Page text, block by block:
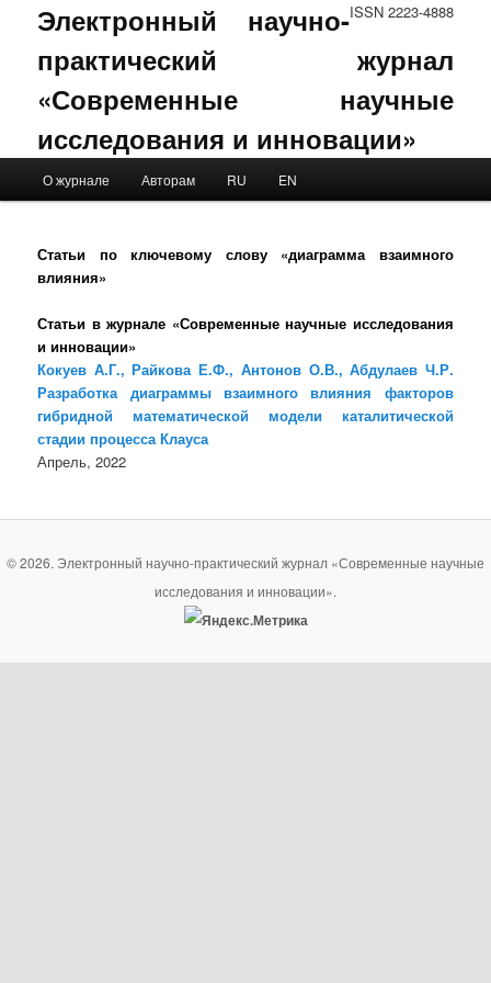
ISSN 2223-4888
Электронный научно-
практический журнал
«Современные научные
исследования и инновации»
Skip to primary content
Skip to secondary content
О журнале Авторам RU EN
Статьи по ключевому слову «диаграмма взаимного
влияния»
Статьи в журнале «Современные научные исследования
и инновации»
Кокуев А.Г., Райкова Е.Ф., Антонов О.В., Абдулаев Ч.Р.
Разработка диаграммы взаимного влияния факторов
гибридной математической модели каталитической
стадии процесса Клауса
Апрель, 2022
© 2026. Электронный научно-практический журнал «Современные научные
исследования и инновации».